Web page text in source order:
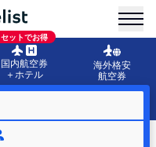
セットでお得
国内航空券
＋ホテル
海外格安
航空券